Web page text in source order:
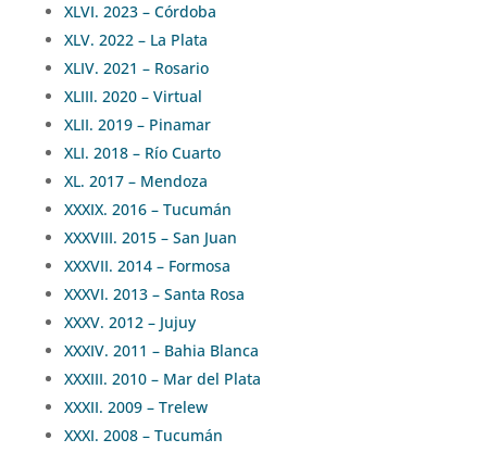
XLVI. 2023 – Córdoba
XLV. 2022 – La Plata
XLIV. 2021 – Rosario
XLIII. 2020 – Virtual
XLII. 2019 – Pinamar
XLI. 2018 – Río Cuarto
XL. 2017 – Mendoza
XXXIX. 2016 – Tucumán
XXXVIII. 2015 – San Juan
XXXVII. 2014 – Formosa
XXXVI. 2013 – Santa Rosa
XXXV. 2012 – Jujuy
XXXIV. 2011 – Bahia Blanca
XXXIII. 2010 – Mar del Plata
XXXII. 2009 – Trelew
XXXI. 2008 – Tucumán